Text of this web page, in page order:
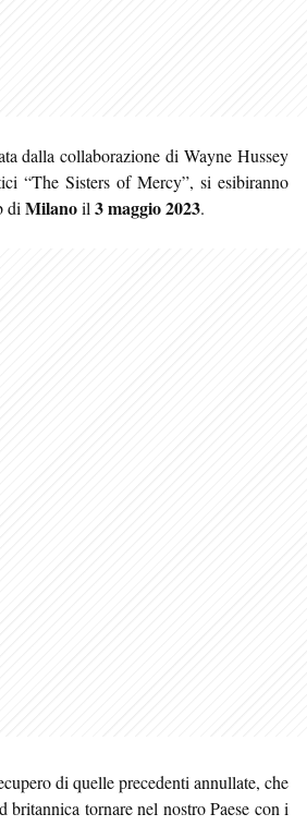
dalla collaborazione di Wayne Hussey
“The Sisters of Mercy”, si esibiranno
di Milanoil 3 maggio 2023.
di quelle precedenti annullate, che
britannica tornare nel nostro Paese con i